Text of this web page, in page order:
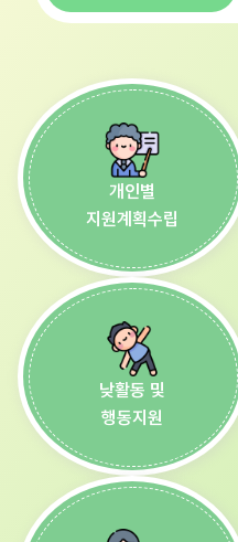
개인별
지원계획수립
낮활동 및
행동지원